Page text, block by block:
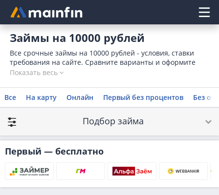
Главное меню
Займы на 10000 рублей
Все срочные займы на 10000 рублей - условия, ставки
требования на сайте. Сравните варианты и оформите
займ на 10 тысяч мгновенно онлайн на карту, оставив
Показать весь
Все На карту Онлайн Первый без процентов Без
Подбор займа
Первый — бесплатно